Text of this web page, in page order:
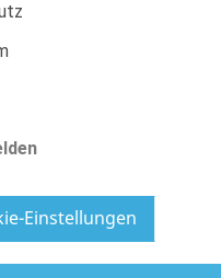
Einstellungen